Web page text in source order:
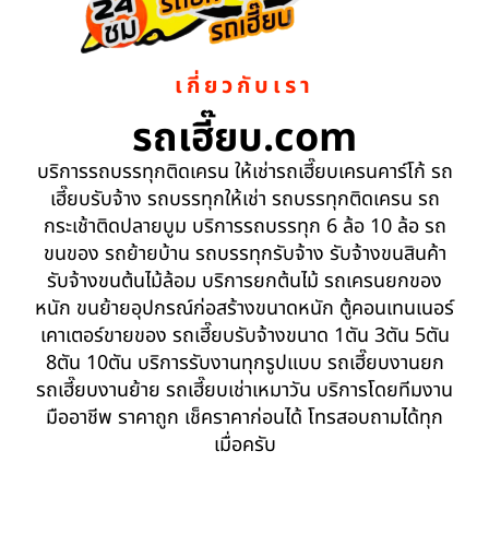
เกี่ยวกับเรา
รถเฮี๊ยบ.com
บริการรถบรรทุกติดเครน ให้เช่ารถเฮี๊ยบเครนคาร์โก้ รถ
เฮี๊ยบรับจ้าง รถบรรทุกให้เช่า รถบรรทุกติดเครน รถ
กระเช้าติดปลายบูม บริการรถบรรทุก 6 ล้อ 10 ล้อ รถ
ขนของ รถย้ายบ้าน รถบรรทุกรับจ้าง รับจ้างขนสินค้า
รับจ้างขนต้นไม้ล้อม บริการยกต้นไม้ รถเครนยกของ
หนัก ขนย้ายอุปกรณ์ก่อสร้างขนาดหนัก ตู้คอนเทนเนอร์
เคาเตอร์ขายของ รถเฮี๊ยบรับจ้างขนาด 1ตัน 3ตัน 5ตัน
8ตัน 10ตัน บริการรับงานทุกรูปแบบ รถเฮี๊ยบงานยก
รถเฮี๊ยบงานย้าย รถเฮี๊ยบเช่าเหมาวัน บริการโดยทีมงาน
มืออาชีพ ราคาถูก เช็คราคาก่อนได้ โทรสอบถามได้ทุก
เมื่อครับ